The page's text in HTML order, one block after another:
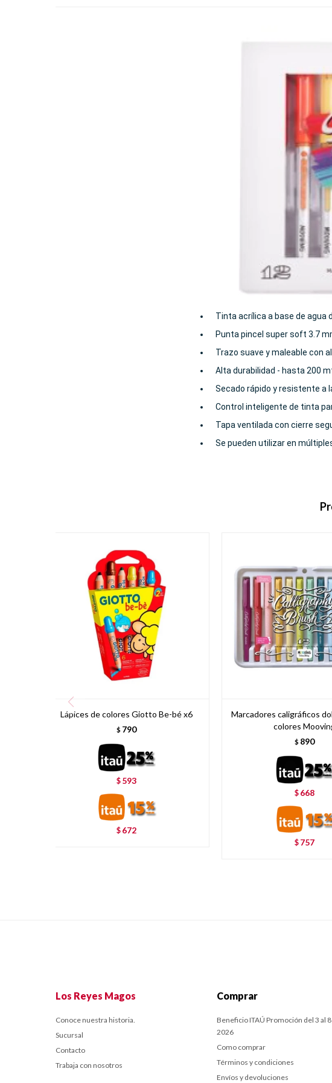
Tinta acrílica a base de agua
Punta pincel super soft 3.7
Trazo suave y maleable con
Alta durabilidad - hasta 200
Secado rápido y resistente a
Control inteligente de tinta
Tapa ventilada con cierre
Se pueden utilizar en
Lápices de colores Giotto Be-bé x6
$ 790
$ 593
$ 672
Marcadores caligráficos
colores
$ 890
$ 668
$ 757
Los Reyes Magos
Conoce nuestra historia.
Sucursal
Contacto
Trabaja con nosotros
Comprar
Beneficio ITAÚ Promoción del 3 al
2026
Como comprar
Términos y condiciones
Envíos y devoluciones